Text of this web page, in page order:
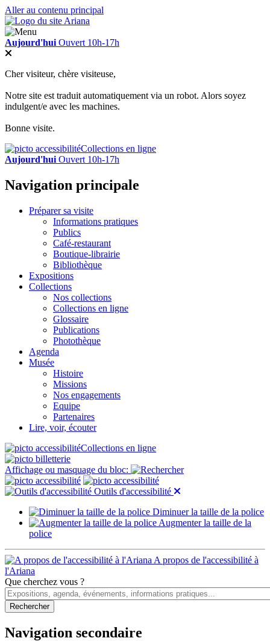
Aller au contenu principal
Aujourd'hui Ouvert 10h-17h
Cher visiteur, chère visiteuse,
Notre site est traduit automatiquement via un robot. Alors soyez
indulgent/e avec les machines.
Bonne visite.
Collections en ligne
Aujourd'hui Ouvert 10h-17h
Navigation principale
Préparer sa visite
Informations pratiques
Publics
Café-restaurant
Boutique-librairie
Bibliothèque
Expositions
Collections
Nos collections
Collections en ligne
Glossaire
Publications
Photothèque
Agenda
Musée
Histoire
Missions
Nos engagements
Equipe
Partenaires
Lire, voir, écouter
Collections en ligne
Affichage ou masquage du bloc:
Outils d'accessibilité
Diminuer la taille de la police
Augmenter la taille de la
police
A propos de l'accessibilité à
l'Ariana
Que cherchez vous ?
Navigation secondaire